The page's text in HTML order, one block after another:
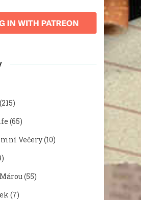
(215)
(65)
Večery(10)
(55)
(7)